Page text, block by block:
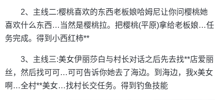
2、主线二:樱桃喜欢的东西老板娘哈姆尼让你问樱桃她
喜欢什么东西…当然是樱桃拉。把樱桃(平原)拿给老板娘…任
务完成。得到小西红柿**
3、主线三:美女伊丽莎白与村长对话之后先去找**店爱丽
丝，然后找可可…可可告诉你她去了海边。到海边，我x美女
啊…全村**美女…找村长交任务。得到钓鱼技能